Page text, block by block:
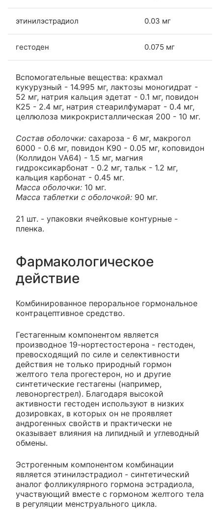
этинилэстрадиол 0.03 мг
гестоден 0.075 мг
Вспомогательные вещества: крахмал
кукурузный - 14.995 мг, лактозы моногидрат -
52 мг, натрия кальция эдетат - 0.1 мг, повидон
К25 - 2.4 мг, натрия стеарилфумарат - 0.4 мг,
целлюлоза микрокристаллическая 200 - 10 мг.
Состав оболочки: сахароза - 6 мг, макрогол
6000 - 0.6 мг, повидон К90 - 0.05 мг, коповидон
(Коллидон VA64) - 1.5 мг, магния
гидроксикарбонат - 0.2 мг, тальк - 1.2 мг,
кальция карбонат - 0.45 мг.
Масса оболочки: 10 мг.
Масса таблетки с оболочкой: 90 мг.
21 шт. - упаковки ячейковые контурные -
пленка.
Фармакологическое
действие
Комбинированное пероральное гормональное
контрацептивное средство.
Гестагенным компонентом является
производное 19-нортестостерона - гестоден,
превосходящий по силе и селективности
действия не только природный гормон
желтого тела прогестерон, но и другие
синтетические гестагены (например,
левоноргестрел). Благодаря высокой
активности гестоден используют в низких
дозировках, в которых он не проявляет
андрогенных свойств и практически не
оказывает влияния на липидный и углеводный
обмены.
Эстрогенным компонентом комбинации
является этинилэстрадиол - синтетический
аналог фолликулярного гормона эстрадиола,
участвующий вместе с гормоном желтого тела
в регуляции менструального цикла.